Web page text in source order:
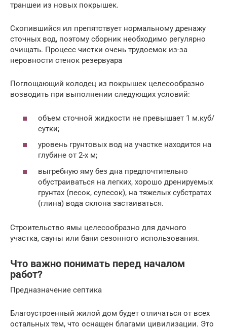
траншеи из новых покрышек.
Скопившийся ил препятствует нормальному дренажу
сточных вод, поэтому сборник необходимо регулярно
очищать. Процесс чистки очень трудоемок из-за
неровности стенок резервуара
Поглощающий колодец из покрышек целесообразно
возводить при выполнении следующих условий:
объем сточной жидкости не превышает 1 м.куб/
сутки;
уровень грунтовых вод на участке находится на
глубине от 2-х м;
выгребную яму без дна предпочтительно
обустраиваться на легких, хорошо дренируемых
грунтах (песок, супесок), на тяжелых субстратах
(глина) вода склона застаиваться.
Строительство ямы целесообразно для дачного
участка, сауны или бани сезонного использования.
Что важно понимать перед началом
работ?
Предназначение септика
Благоустроенный жилой дом будет отличаться от всех
остальных тем, что оснащен благами цивилизации. Это